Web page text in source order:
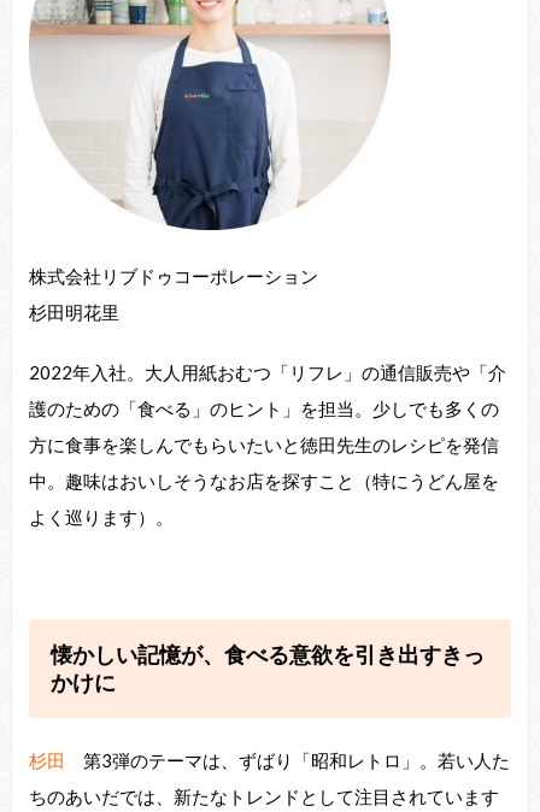
株式会社リブドゥコーポレーション
杉田明花里
2022年入社。大人用紙おむつ「リフレ」の通信販売や「介
護のための「⾷べる」のヒント」を担当。少しでも多くの
方に食事を楽しんでもらいたいと徳田先生のレシピを発信
中。趣味はおいしそうなお店を探すこと（特にうどん屋を
よく巡ります）。
懐かしい記憶が、⾷べる意欲を引き出すきっ
かけに
杉田 第3弾のテーマは、ずばり「昭和レトロ」。若い⼈た
ちのあいだでは、新たなトレンドとして注⽬されています